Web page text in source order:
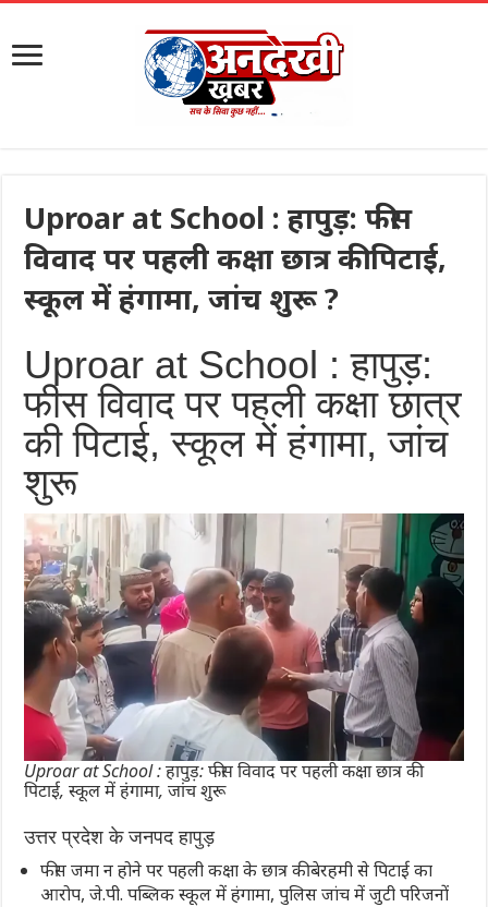
Uproar at School : हापुड़: फीस
विवाद पर पहली कक्षा छात्र की पिटाई,
स्कूल में हंगामा, जांच शुरू ?
Uproar at School : हापुड़:
फीस विवाद पर पहली कक्षा छात्र
की पिटाई, स्कूल में हंगामा, जांच
शुरू
Uproar at School : हापुड़: फीस विवाद पर पहली कक्षा छात्र की
पिटाई, स्कूल में हंगामा, जांच शुरू
उत्तर प्रदेश के जनपद हापुड़
फीस जमा न होने पर पहली कक्षा के छात्र की बेरहमी से पिटाई का
आरोप, जे.पी. पब्लिक स्कूल में हंगामा, पुलिस जांच में जुटी परिजनों